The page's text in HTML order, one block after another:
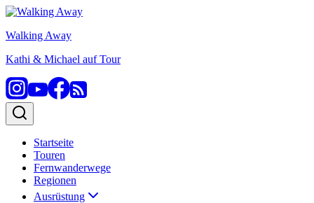
Zum
springen
Walking Away
Kathi & Michael auf Tour
Startseite
Touren
Fernwanderwege
Regionen
Ausrüstung